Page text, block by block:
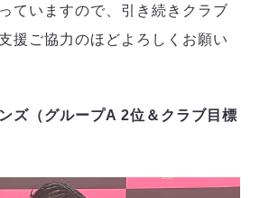
ていますので、引き続きクラブ
援ご協力のほどよろしくお願い
ズ（グループA 2位＆クラブ目標